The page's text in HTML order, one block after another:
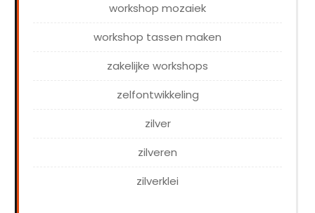
workshop mozaiek
workshop tassen maken
zakelijke workshops
zelfontwikkeling
zilver
zilveren
zilverklei